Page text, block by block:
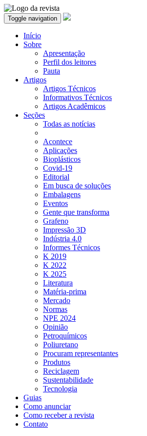
Toggle navigation
Início
Sobre
Apresentação
Perfil dos leitores
Pauta
Artigos
Artigos Técnicos
Informativos Técnicos
Artigos Acadêmicos
Seções
Todas as notícias
Acontece
Aplicações
Bioplásticos
Covid-19
Editorial
Em busca de soluções
Embalagens
Eventos
Gente que transforma
Grafeno
Impressão 3D
Indústria 4.0
Informes Técnicos
K 2019
K 2022
K 2025
Literatura
Matéria-prima
Mercado
Normas
NPE 2024
Opinião
Petroquímicos
Poliuretano
Procuram representantes
Produtos
Reciclagem
Sustentabilidade
Tecnologia
Guias
Como anunciar
Como receber a revista
Contato